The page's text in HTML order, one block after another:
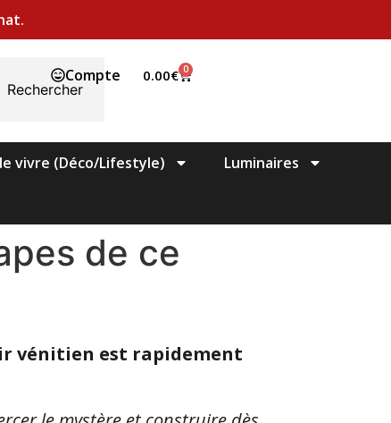
Rechercher
Compte 0.00€ 0
vivre (Déco/Lifestyle) Luminaires
de ce
vénitien est rapidement